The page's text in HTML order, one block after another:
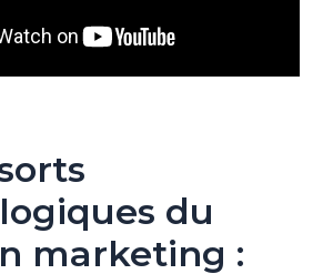
du
marketing :